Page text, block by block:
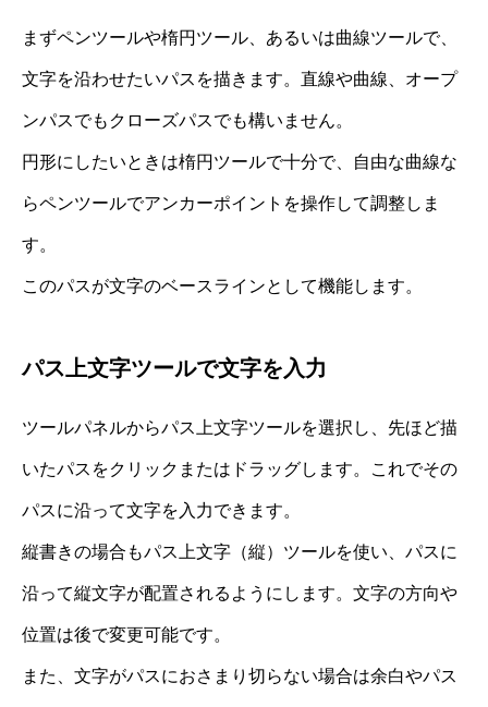
まずペンツールや楕円ツール、あるいは曲線ツールで、
文字を沿わせたいパスを描きます。直線や曲線、オープ
ンパスでもクローズパスでも構いません。
円形にしたいときは楕円ツールで十分で、自由な曲線な
らペンツールでアンカーポイントを操作して調整しま
す。
このパスが文字のベースラインとして機能します。
パス上文字ツールで文字を入力
ツールパネルからパス上文字ツールを選択し、先ほど描
いたパスをクリックまたはドラッグします。これでその
パスに沿って文字を入力できます。
縦書きの場合もパス上文字（縦）ツールを使い、パスに
沿って縦文字が配置されるようにします。文字の方向や
位置は後で変更可能です。
また、文字がパスにおさまり切らない場合は余白やパス